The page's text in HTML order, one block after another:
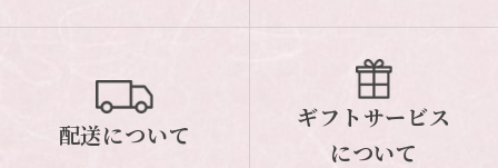
配送について
ギフトサービス
について